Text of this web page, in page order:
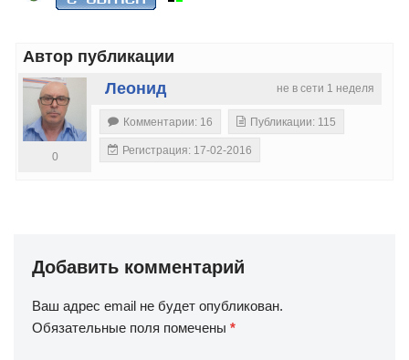
Автор публикации
не в сети 1 неделя
Леонид
0
Комментарии: 16 Публикации: 115
Регистрация: 17-02-2016
Добавить комментарий
Ваш адрес email не будет опубликован.
Обязательные поля помечены *